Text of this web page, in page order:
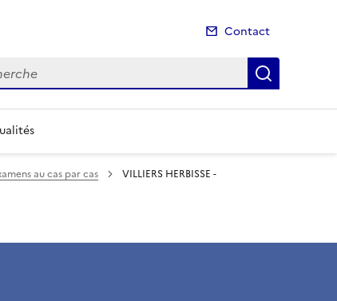
Contact
au cas par cas
VILLIERS HERBISSE -